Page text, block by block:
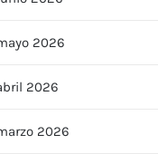
2026
2026
2026